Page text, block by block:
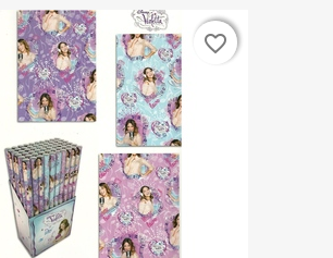
favorite_border
favorite_border